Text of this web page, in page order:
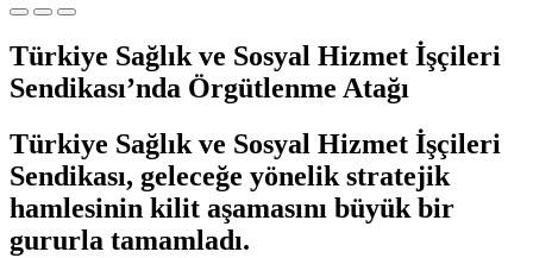
Türkiye Sağlık ve Sosyal Hizmet İşçileri
Sendikası’nda Örgütlenme Atağı
Türkiye Sağlık ve Sosyal Hizmet İşçileri
Sendikası, geleceğe yönelik stratejik
hamlesinin kilit aşamasını büyük bir
gururla tamamladı.